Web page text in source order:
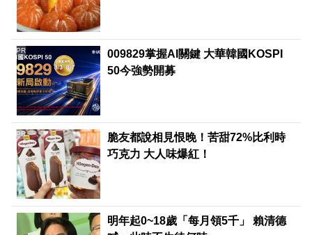
009829掌握AI關鍵 大華韓國KOSPI
50今強勢開募
PR
脆友都說相見恨晚！苦甜72%比利時
巧克力 大人味爆紅！
PR
明年起0~18歲「每月領5千」 賴清德